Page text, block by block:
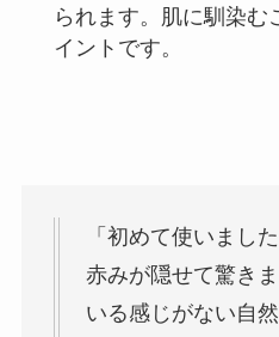
られます。肌に馴染む
イントです。
「初めて使いまし
赤みが隠せて驚き
いる感じがない自